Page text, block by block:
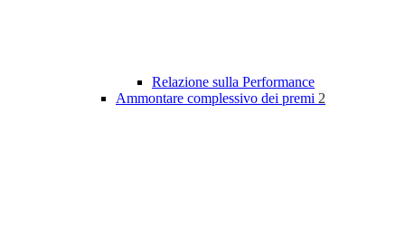
Relazione sulla Performance
Ammontare complessivo dei premi 2